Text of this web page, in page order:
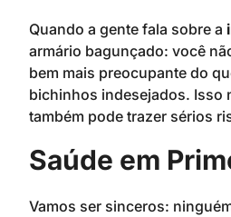
Quando a gente fala sobre a
armário bagunçado: você
bem mais preocupante do
bichinhos indesejados. Isso
também pode trazer sérios
Saúde em
Vamos ser sinceros: